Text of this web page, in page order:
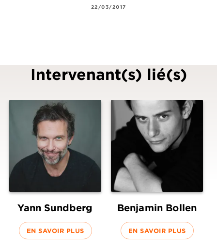
22/03/2017
Intervenant(s) lié(s)
Yann Sundberg
EN SAVOIR PLUS
Benjamin Bollen
EN SAVOIR PLUS